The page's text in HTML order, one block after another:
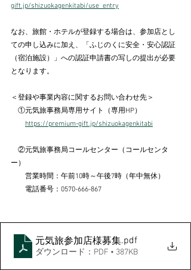
gift.jp/shizuokagenkitabi/use_entry
なお、旅館・ホテルが登録する場合は、参加店とし
ての申し込みに加え、「ふじのくに安全・安心認証
（宿泊施設）」への認証申請書の写しの提出が必要
となります。
＜登録や事業内容に関するお問い合わせ先＞
①元気旅事務局専用サイト（専用HP）
https://premium-gift.jp/shizuokagenkitabi
②元気旅事務局コールセンター（コールセンタ
ー）
営業時間：午前10時～午後7時（年中無休）
電話番号：0570-666-867
元気旅参加店様募集.pdf
ダウンロード：PDF • 387KB